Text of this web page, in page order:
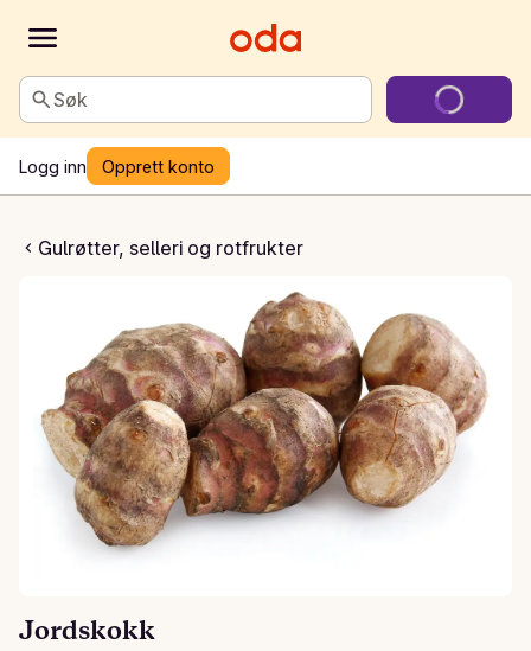
Søk
Logg inn Opprett konto
Gulrøtter, selleri og rotfrukter
Jordskokk